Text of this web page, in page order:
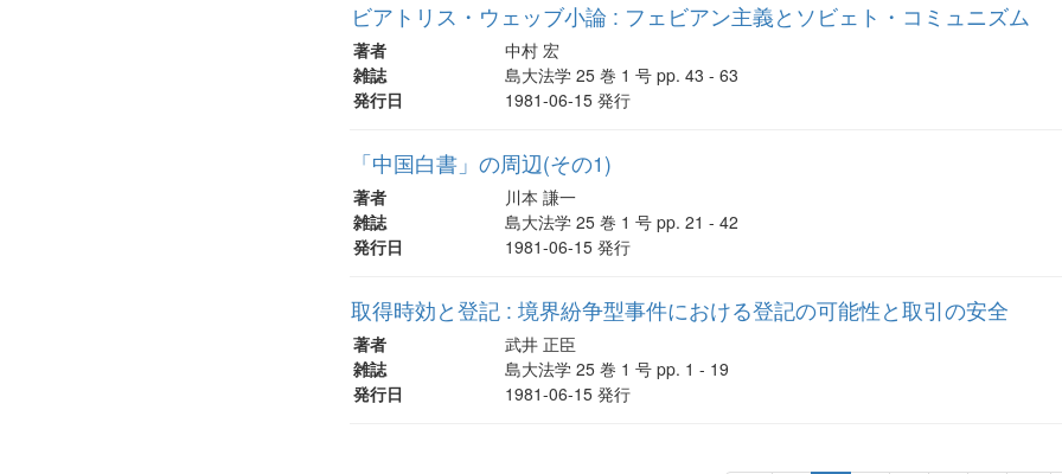
ビアトリス・ウェッブ小論 : フェビアン主義とソビェト・コミュニズム
著者
中村 宏
雑誌
島大法学 25 巻 1 号 pp. 43 - 63
発行日
1981-06-15 発行
「中国白書」の周辺(その1)
著者
川本 謙一
雑誌
島大法学 25 巻 1 号 pp. 21 - 42
発行日
1981-06-15 発行
取得時効と登記 : 境界紛争型事件における登記の可能性と取引の安全
著者
武井 正臣
雑誌
島大法学 25 巻 1 号 pp. 1 - 19
発行日
1981-06-15 発行